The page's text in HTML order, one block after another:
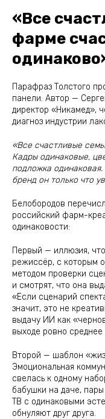
«Все
фарме
Парафраз Толстого
панели. Автор —
директор «Никамед»,
диагноз индустрии
«Все счастливые
Кадры одинаковые,
подложка
бренд он только что
Белобородов
российский фарм-
одинаковости:
Первый — иллюзия,
режиссёр, с которым
методом проверки
и смотрят, что она
«Если сценарий
значит, это не
выдачу ИИ как
выходе ровно среднее
Второй — шаблон
Эмоциональная
свелась к одному
бабушки на даче,
ТВ с одинаковыми
обнуляют друг друга.